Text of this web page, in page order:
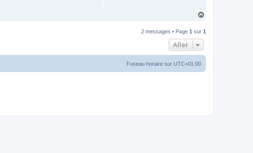
t
2 messages • Page 1 sur 1
Aller
Fuseau horaire sur UTC+01:00